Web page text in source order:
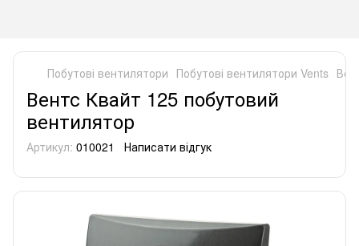
Побутові вентилятори Побутові вентилятори Vents
Вентс Квайт 125 побутовий
вентилятор
Артикул: 010021 Написати відгук